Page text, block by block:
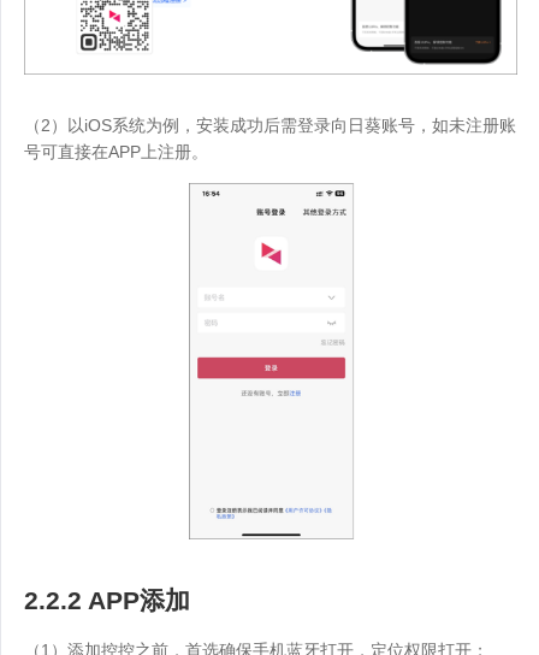
（2）以iOS系统为例，安装成功后需登录向日葵账号，如未注册账
号可直接在APP上注册。
2.2.2 APP添加
（1）添加控控之前，首选确保手机蓝牙打开，定位权限打开；